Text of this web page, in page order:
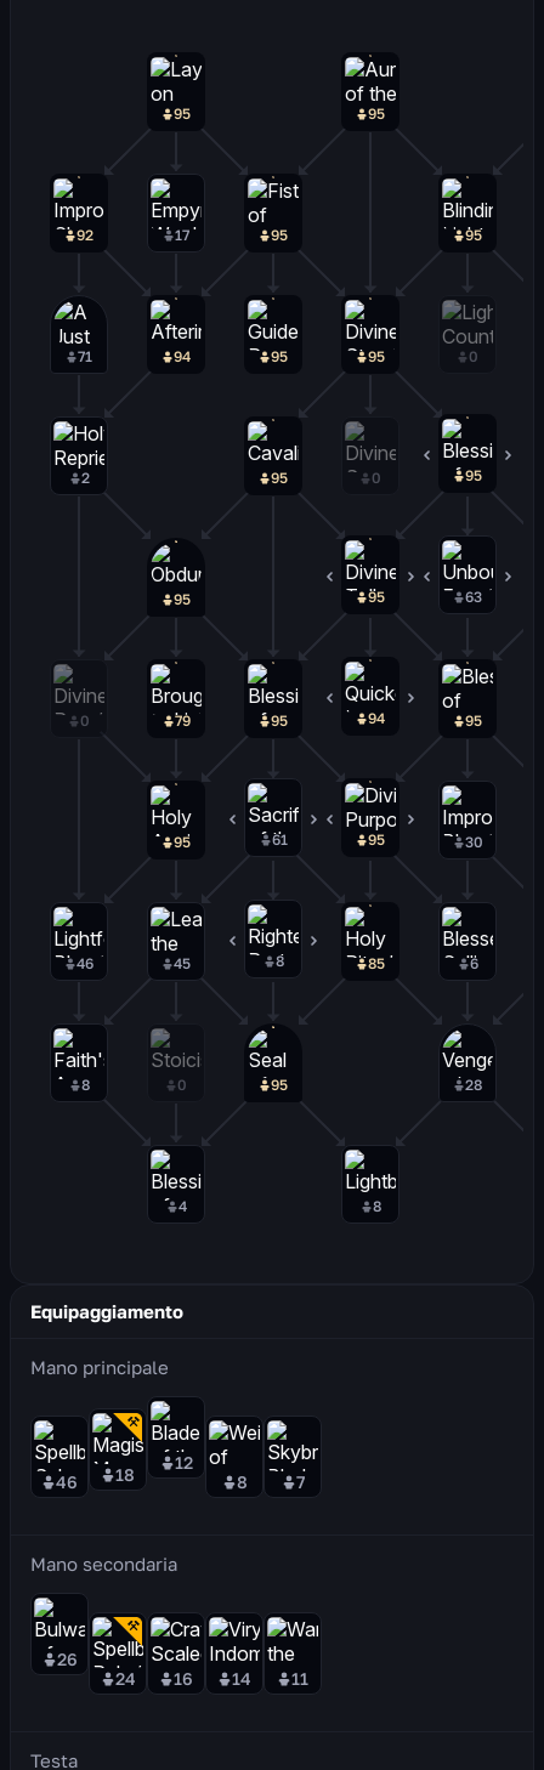
95
95
95
95
95
95
95
95
95
95
95
95
95
95
95
94
94
92
85
79
71
63
61
46 45
30
28
17
8
8
8
6
4
2
0
0
0
0
Equipaggiamento
Mano principale
46 18
12
8
7
Mano secondaria
26
24
16 14 11
Testa